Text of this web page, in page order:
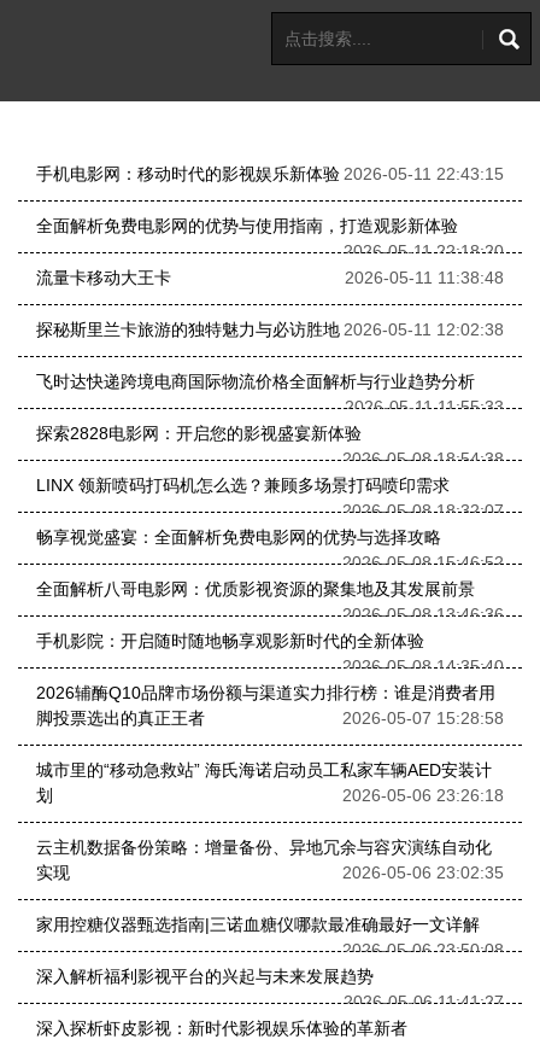
手机电影网：移动时代的影视娱乐新体验 2026-05-11 22:43:15
全面解析免费电影网的优势与使用指南，打造观影新体验
2026-05-11 22:18:20
流量卡移动大王卡
2026-05-11 11:38:48
探秘斯里兰卡旅游的独特魅力与必访胜地 2026-05-11 12:02:38
飞时达快递跨境电商国际物流价格全面解析与行业趋势分析
2026-05-11 11:55:33
探索2828电影网：开启您的影视盛宴新体验
2026-05-08 18:54:38
LINX 领新喷码打码机怎么选？兼顾多场景打码喷印需求
2026-05-08 18:32:07
畅享视觉盛宴：全面解析免费电影网的优势与选择攻略
2026-05-08 15:46:52
全面解析八哥电影网：优质影视资源的聚集地及其发展前景
2026-05-08 13:46:36
手机影院：开启随时随地畅享观影新时代的全新体验
2026-05-08 14:35:40
2026辅酶Q10品牌市场份额与渠道实力排行榜：谁是消费者用
脚投票选出的真正王者
2026-05-07 15:28:58
城市里的“移动急救站” 海氏海诺启动员工私家车辆AED安装计
划
2026-05-06 23:26:18
云主机数据备份策略：增量备份、异地冗余与容灾演练自动化
实现
2026-05-06 23:02:35
家用控糖仪器甄选指南|三诺血糖仪哪款最准确最好一文详解
2026-05-06 23:50:08
深入解析福利影视平台的兴起与未来发展趋势
2026-05-06 11:41:27
深入探析虾皮影视：新时代影视娱乐体验的革新者